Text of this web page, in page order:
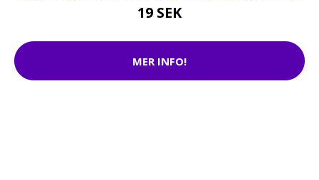
19 SEK
MER INFO!